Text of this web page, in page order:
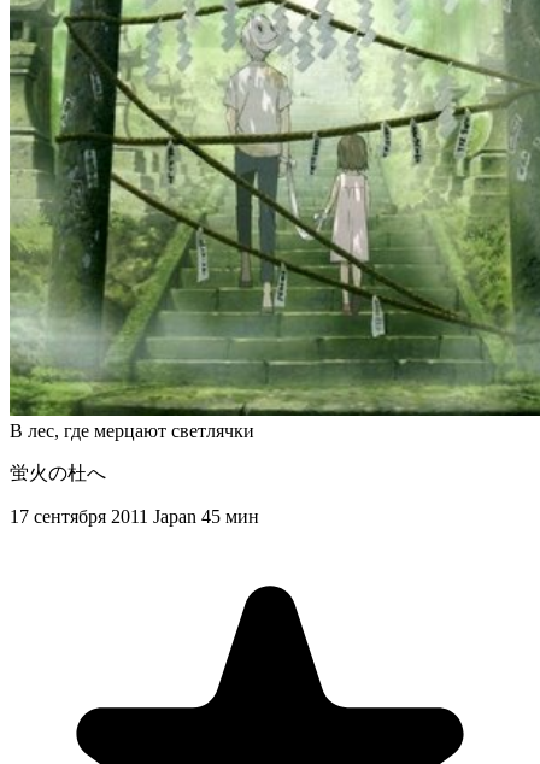
В лес, где мерцают светлячки
蛍火の杜へ
17 сентября 2011 Japan 45 мин